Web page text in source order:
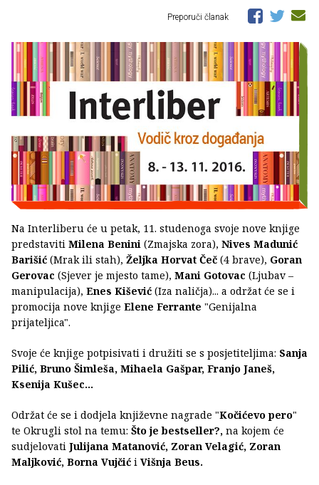
Preporuči članak
Na Interliberu će u petak, 11. studenoga svoje nove knjige
predstaviti Milena Benini (Zmajska zora), Nives Madunić
Barišić (Mrak ili stah), Željka Horvat Čeč (4 brave), Goran
Gerovac (Sjever je mjesto tame), Mani Gotovac (Ljubav –
manipulacija), Enes Kišević (Iza naličja)... a održat će se i
promocija nove knjige Elene Ferrante "Genijalna
prijateljica".
Svoje će knjige potpisivati i družiti se s posjetiteljima: Sanja
Pilić, Bruno Šimleša, Mihaela Gašpar, Franjo Janeš,
Ksenija Kušec...
Održat će se i dodjela književne nagrade "Kočićevo pero"
te Okrugli stol na temu: Što je bestseller?, na kojem će
sudjelovati Julijana Matanović, Zoran Velagić, Zoran
Maljković, Borna Vujčić i Višnja Beus.